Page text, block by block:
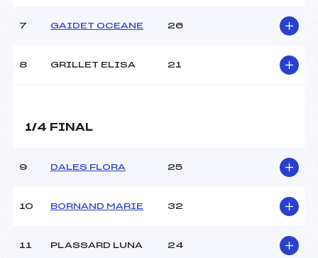
Catégorie :
U14
7 GAIDET OCEANE 26
8 GRILLET ELISA 21
1/4 FINAL
9 DALES FLORA 25
10 BORNAND MARIE 32
11 PLASSARD LUNA 24